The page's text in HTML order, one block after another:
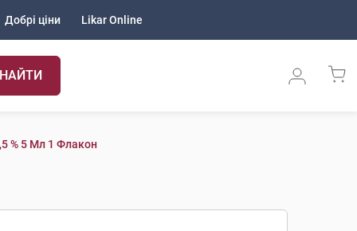
Добрі ціни Likar Online
% 5 Мл 1 Флакон